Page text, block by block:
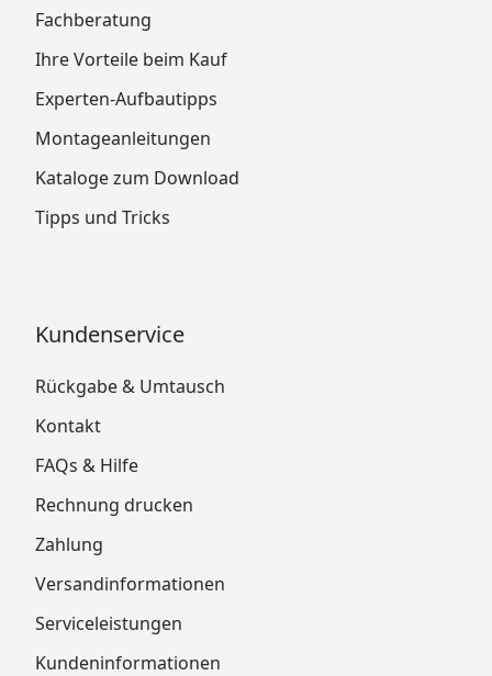
Fachberatung
Ihre Vorteile beim Kauf
Experten-Aufbautipps
Montageanleitungen
Kataloge zum Download
Tipps und Tricks
Kundenservice
Rückgabe & Umtausch
Kontakt
FAQs & Hilfe
Rechnung drucken
Zahlung
Versandinformationen
Serviceleistungen
Kundeninformationen